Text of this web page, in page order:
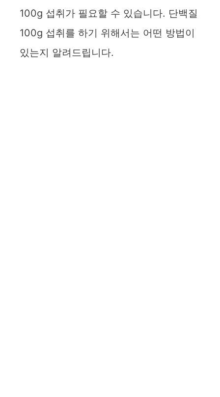
100g 섭취가 필요할 수 있습니다. 단백질
100g 섭취를 하기 위해서는 어떤 방법이
있는지 알려드립니다.